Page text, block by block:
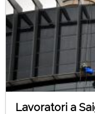
Lavoratori a